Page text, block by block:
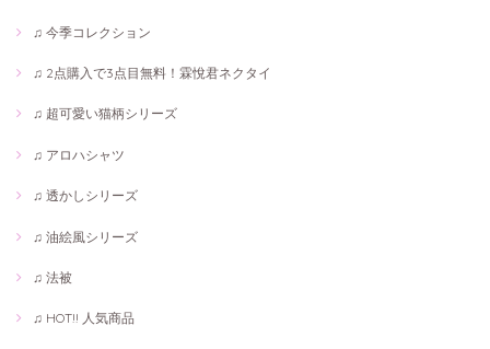
♫ 今季コレクション
♫ 2点購入で3点目無料！霖悅君ネクタイ
♫ 超可愛い猫柄シリーズ
♫ アロハシャツ
♫ 透かしシリーズ
♫ 油絵風シリーズ
♫ 法被
♫ HOT!! 人気商品